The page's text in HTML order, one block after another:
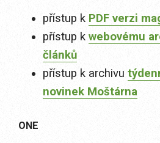
přístup k PDF verzi
přístup k webovému
článků
přístup k archivu
novinek Moštárna
ONE